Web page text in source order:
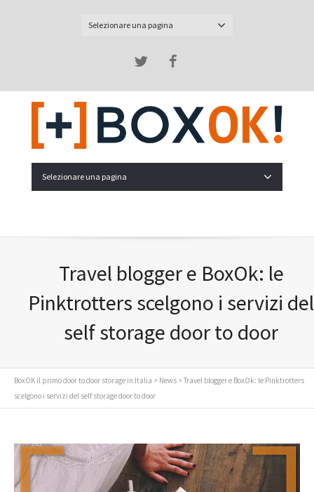
Selezionare una pagina
Twitter
Selezionare una pagina
Travel blogger e BoxOk: le
Pinktrotters scelgono i servizi del
self storage door to door
BoxOK il primo door to door storage in Italia > News > Travel blogger e BoxOk: le Pinktrotters
scelgono i servizi del self storage door to door